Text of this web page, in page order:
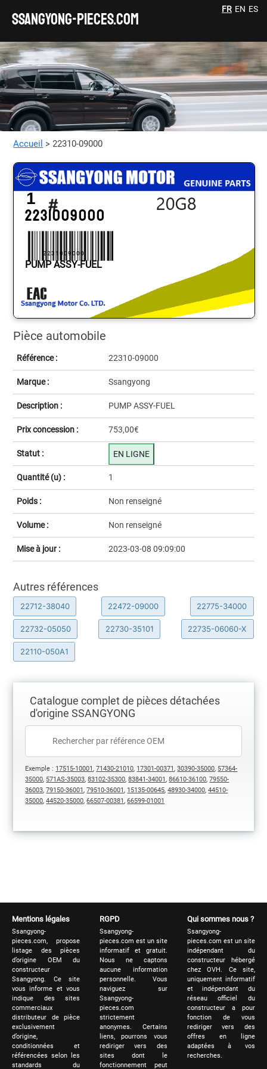
SSANGYONG-pieces.com
FR EN ES
Accueil > 22310-09000
Pièce automobile
Référence : 22310-09000
Marque : Ssangyong
Description : PUMP ASSY-FUEL
Prix concession : 753,00€
Statut : EN LIGNE
Quantité (u) : 1
Poids : Non renseigné
Volume : Non renseigné
Mise à jour : 2023-03-08 09:09:00
1
2231009000
2231009000
PUMP ASSY-FUEL
Autres références
22712-38040 22472-09000 22775-34000
22732-05050 22730-35101 22735-06060-X
22110-050A1
Catalogue complet de pièces détachées
d'origine SSANGYONG
Exemple : 17515-10001,71430-21010, 17301-00371,30390-35000, 57364-
35000, 571AS-35003,83102-35300,83841-34001,86610-36100,79550-
36003,79150-36001,79510-36001, 15135-00645,48930-34000,44510-
35000,44520-35000,66507-00381,66599-01001
Mentions légales
Ssangyong-
pieces.com, propose
listage des pièces
d’origine OEM du
constructeur
Ssangyong. Ce site
vous informe et vous
indique des sites
commerciaux
distributeur de pièce
exclusivement
d’origine,
conditionnées et
référencées selon les
standards du
RGPD
Ssangyong-
pieces.com est un site
informatif et gratuit.
Nous ne captons
aucune information
personnelle. Vous
naviguez sur
Ssangyong-
pieces.com
strictement
anonymes. Certains
liens, pourrons vous
rediriger vers des
sites dont le
fonctionnement peut
Qui sommes nous ?
Ssangyong-
pieces.com est un site
indépendant du
constructeur hébergé
chez OVH. Ce site,
uniquement informatif
et indépendant du
réseau officiel du
constructeur a pour
fonction de vous
rediriger vers des
offres en ligne
adaptées à vos
recherches.